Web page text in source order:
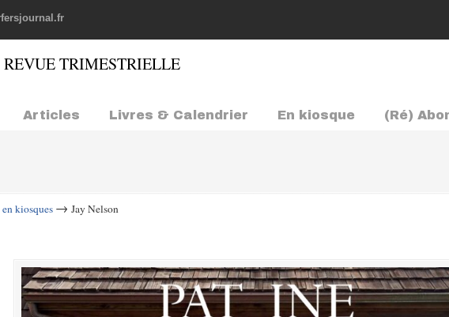
Articles Livres & Calendrier En kiosque (Ré)
kiosques → Jay Nelson